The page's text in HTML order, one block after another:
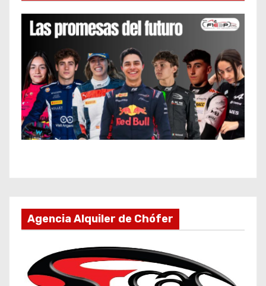
Agencia Alquiler de Chófer